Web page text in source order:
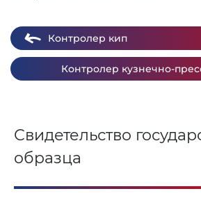
Контролер кип
Контролер кузнечно-
Свидетельство
образца